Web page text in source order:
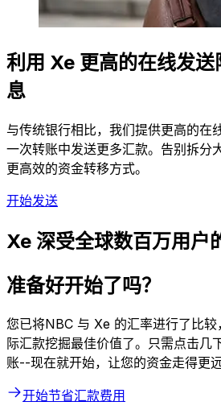
利用 Xe 更高的在线发
息
与传统银行相比，我们提供更高的在
一次转账中发送更多汇款。告别拆分
更高效的资金转移方式。
开始发送
Xe 深受全球数百万用户
准备好开始了吗？
您已将NBC 与 Xe 的汇率进行了比较
际汇款挖掘最佳价值了。只需点击几
账--现在就开始，让您的资金走得更远
开始节省汇款费用